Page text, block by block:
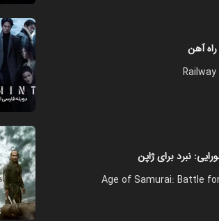
راه آهن
نبرد برای ژاپن
Age of Samurai: Battle